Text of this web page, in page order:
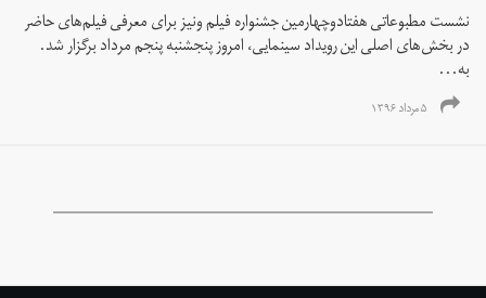
نشست مطبوعاتی هفتادوچهارمین جشنواره فیلم ونیز برای معرفی فیلم‌های حاضر
در بخش‌های اصلی این رویداد سینمایی، امروز پنجشنبه پنجم مرداد برگزار شد.
به...
۵ مرداد ۱۳۹۶